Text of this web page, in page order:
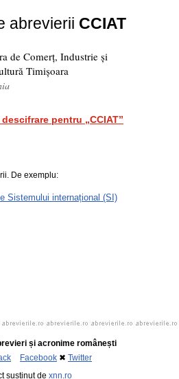
abrevierii CCIAT
de Comerț, Industrie și
Timișoara
pentru „CCIAT”
De exemplu:
Sistemului internațional (SI)
și acronime românești
Facebook ✖ Twitter
susținut de xnn.ro